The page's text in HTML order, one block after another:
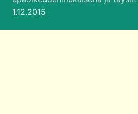
Julkaistu:
1.12.2015